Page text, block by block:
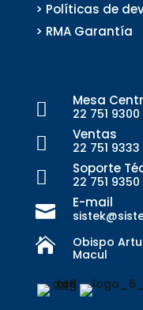
> Políticas de
> RMA Garantía
 Mesa
22 751 9300
 Ventas
22 751 9333
 Soporte
22 751 9350
 E-mail

Obispo
Macul